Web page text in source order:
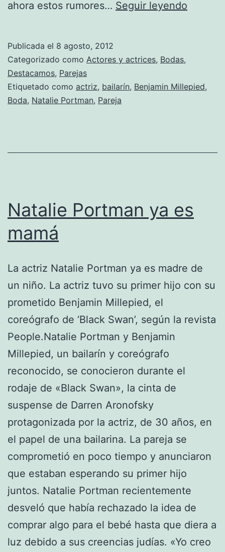
ahora estos rumores… Seguir leyendo
se
Publicada el 8 agosto, 2012
Categorizado como Actores y actrices, Bodas,
Destacamos, Parejas
Etiquetado como actriz, bailarín, Benjamin Millepied,
Boda, Natalie Portman, Pareja
Natalie Portman ya es
mamá
La actriz Natalie Portman ya es madre de
un niño. La actriz tuvo su primer hijo con su
prometido Benjamin Millepied, el
coreógrafo de ‘Black Swan’, según la revista
People.Natalie Portman y Benjamin
Millepied, un bailarín y coreógrafo
reconocido, se conocieron durante el
rodaje de «Black Swan», la cinta de
suspense de Darren Aronofsky
protagonizada por la actriz, de 30 años, en
el papel de una bailarina. La pareja se
comprometió en poco tiempo y anunciaron
que estaban esperando su primer hijo
juntos. Natalie Portman recientemente
desveló que había rechazado la idea de
comprar algo para el bebé hasta que diera a
luz debido a sus creencias judías. «Yo creo